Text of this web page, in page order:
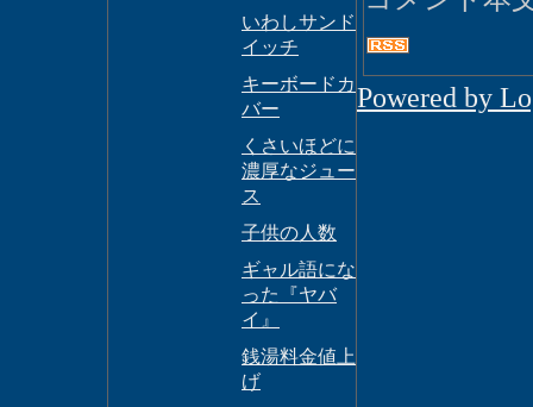
いわしサンド
イッチ
キーボードカ
バー
くさいほどに
濃厚なジュー
ス
子供の人数
ギャル語にな
った『ヤバ
イ』
銭湯料金値上
げ
Powered by